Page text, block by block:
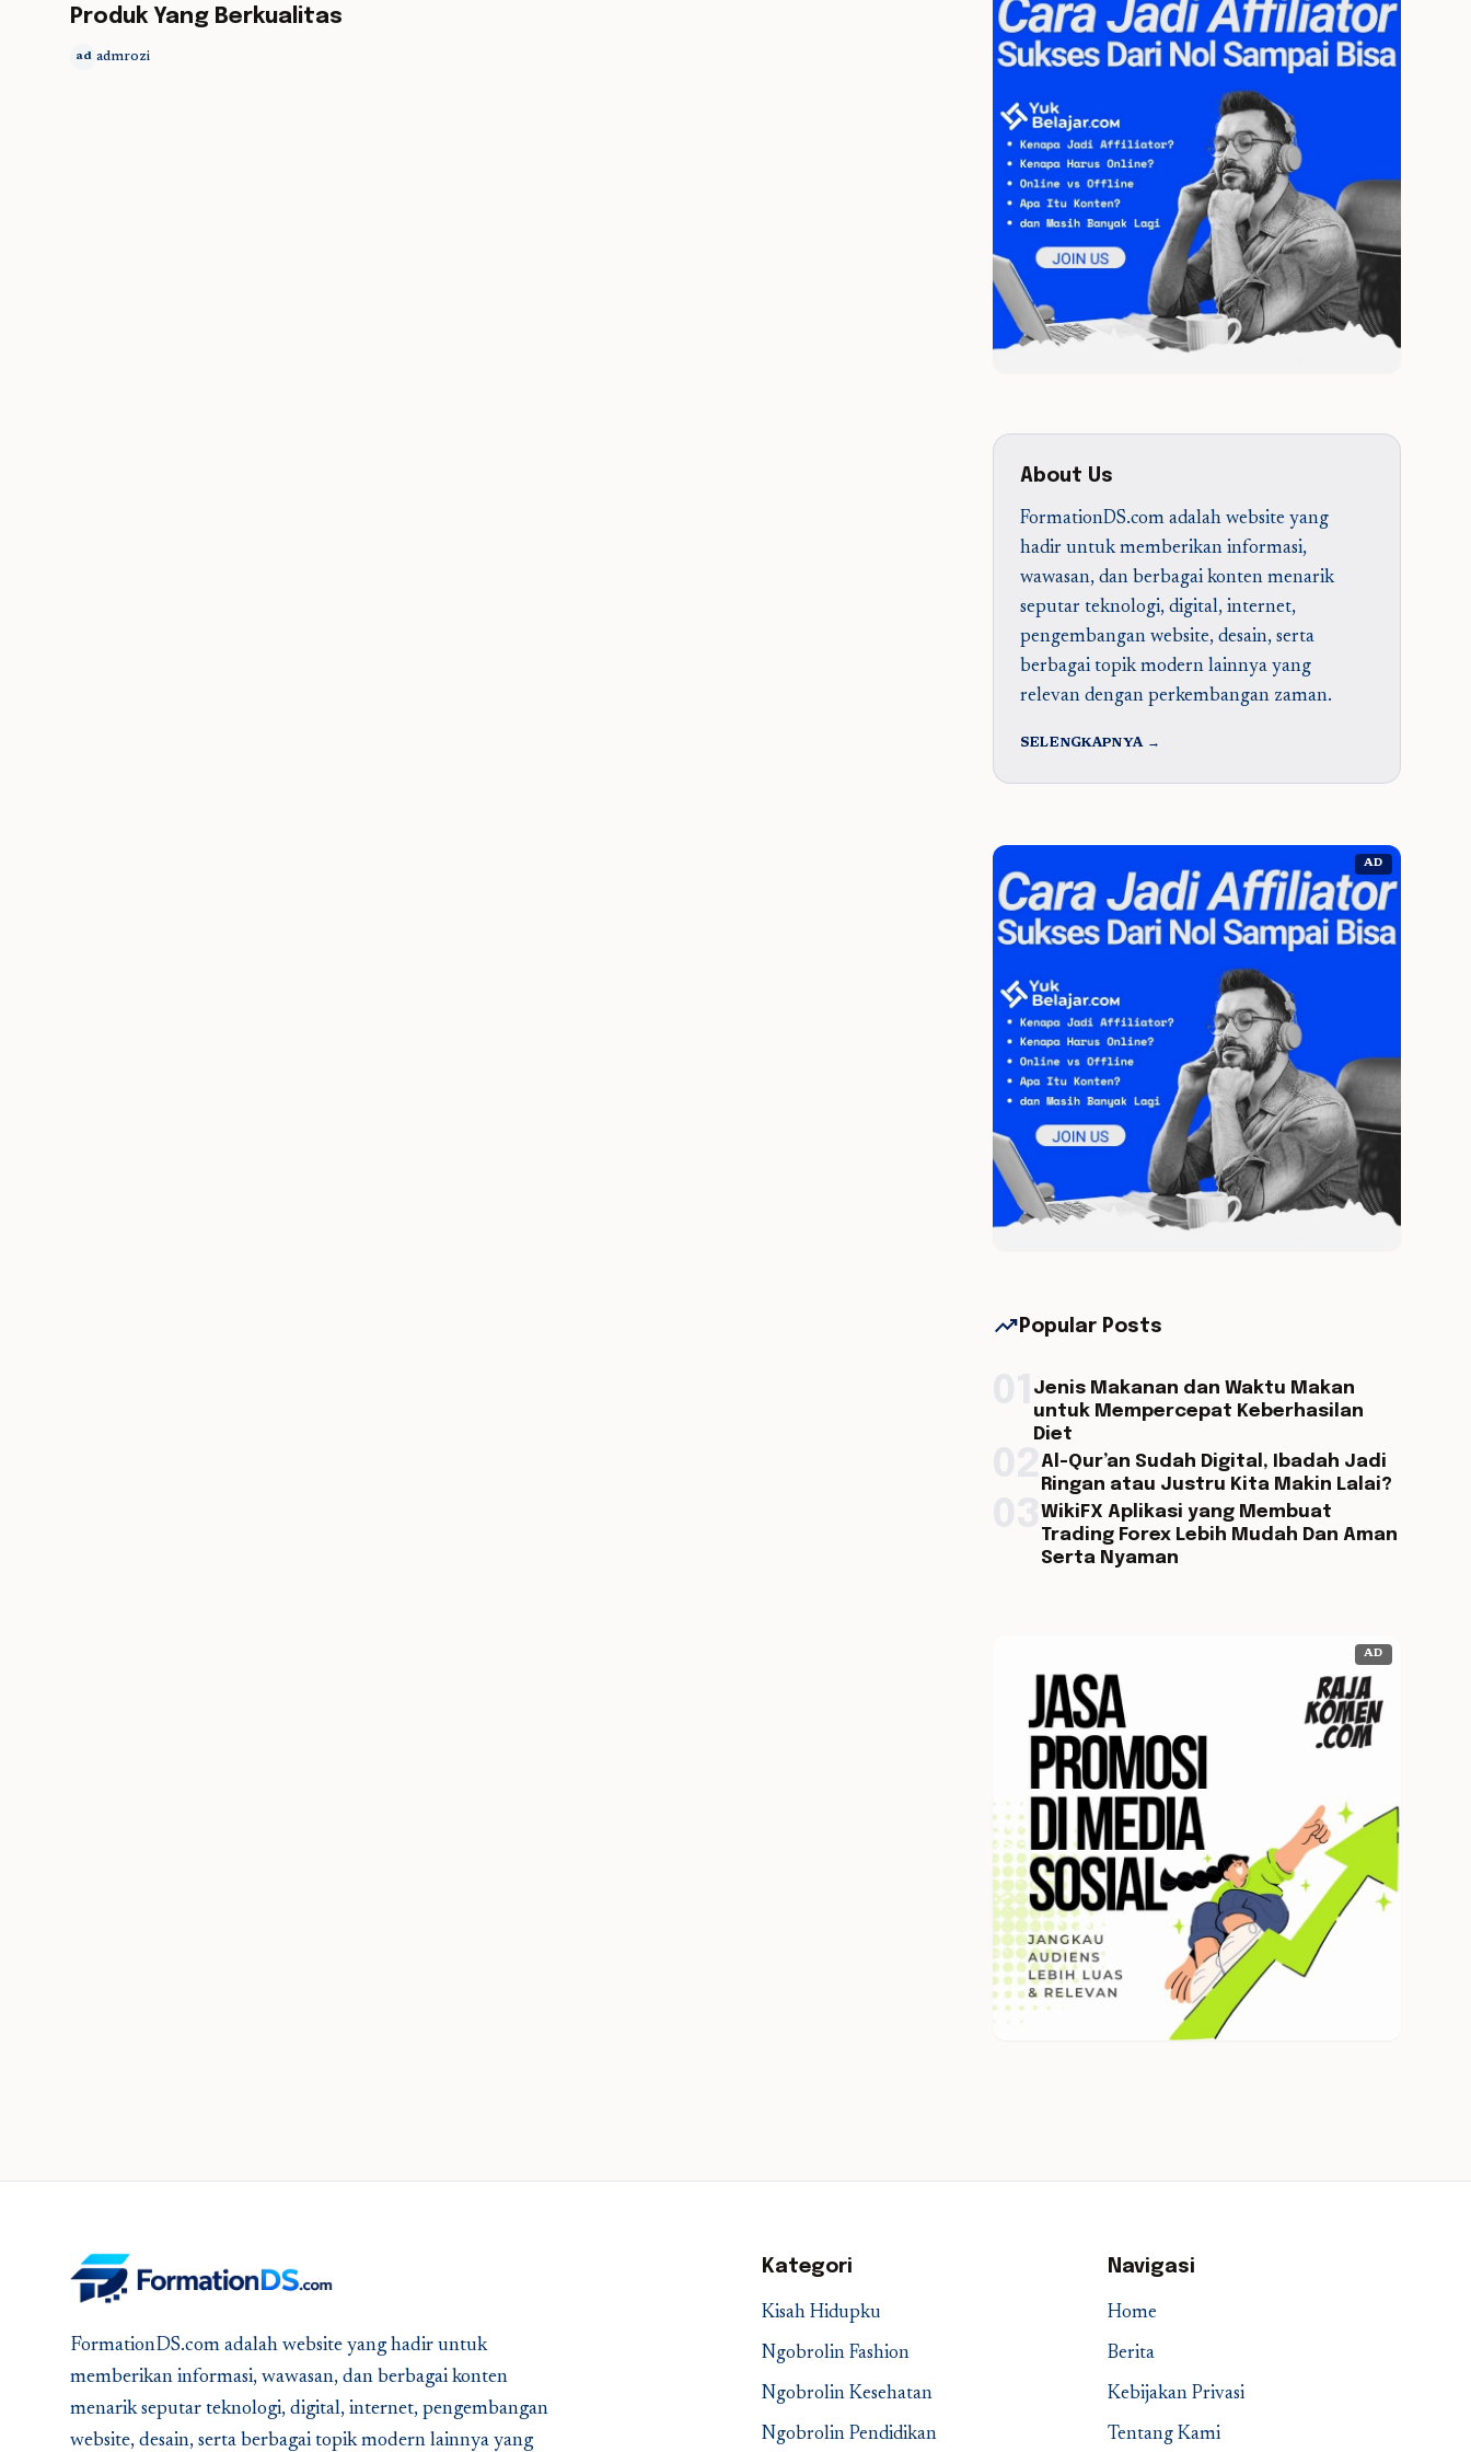
Produk Yang Berkualitas
ad admrozi
About Us
FormationDS.com adalah website yang
hadir untuk memberikan informasi,
wawasan, dan berbagai konten menarik
seputar teknologi, digital, internet,
pengembangan website, desain, serta
berbagai topik modern lainnya yang
relevan dengan perkembangan zaman.
SELENGKAPNYA →
AD
trending_up Popular Posts
Jenis Makanan dan Waktu Makan
untuk Mempercepat Keberhasilan
Diet
Al-Qur’an Sudah Digital, Ibadah Jadi
Ringan atau Justru Kita Makin Lalai?
WikiFX Aplikasi yang Membuat
Trading Forex Lebih Mudah Dan Aman
Serta Nyaman
AD
FormationDS.com adalah website yang hadir untuk
memberikan informasi, wawasan, dan berbagai konten
menarik seputar teknologi, digital, internet, pengembangan
website, desain, serta berbagai topik modern lainnya yang
Kategori
Kisah Hidupku
Ngobrolin Fashion
Ngobrolin Kesehatan
Ngobrolin Pendidikan
Navigasi
Home
Berita
Kebijakan Privasi
Tentang Kami